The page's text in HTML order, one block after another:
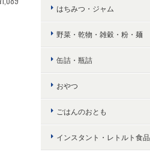
はちみつ・ジャム
野菜・乾物・雑穀・粉・麺
缶詰・瓶詰
おやつ
ごはんのおとも
インスタント・レトルト食品